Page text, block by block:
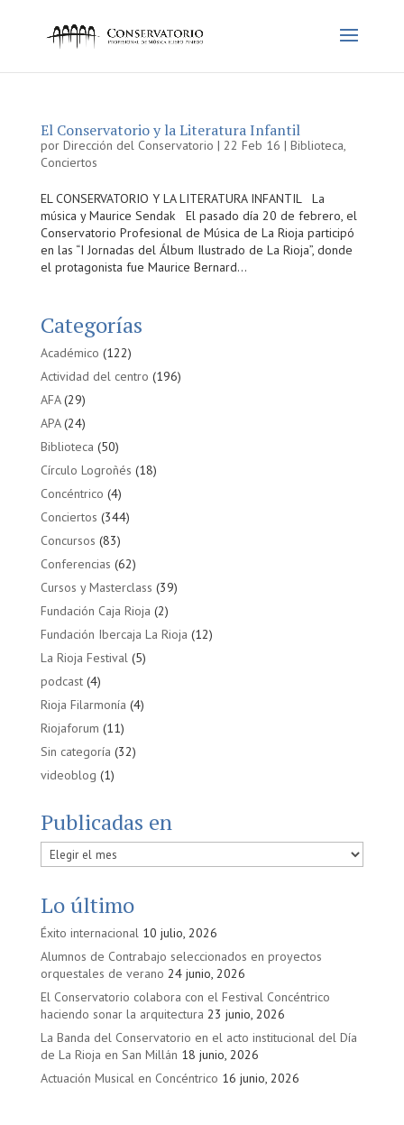
El Conservatorio y la Literatura Infantil
por Dirección del Conservatorio | 22 Feb 16 | Biblioteca,
Conciertos
EL CONSERVATORIO Y LA LITERATURA INFANTIL La
música y Maurice Sendak El pasado día 20 de febrero, el
Conservatorio Profesional de Música de La Rioja participó
en las “I Jornadas del Álbum Ilustrado de La Rioja”, donde
el protagonista fue Maurice Bernard...
Categorías
Académico (122)
Actividad del centro (196)
AFA(29)
APA(24)
Biblioteca (50)
Círculo Logroñés (18)
Concéntrico (4)
Conciertos (344)
Concursos (83)
Conferencias (62)
Cursos y Masterclass (39)
Fundación Caja Rioja (2)
Fundación Ibercaja La Rioja (12)
La Rioja Festival(5)
podcast(4)
Rioja Filarmonía (4)
Riojaforum (11)
Sin categoría (32)
videoblog (1)
Publicadas en
Publicadas
en
Lo último
Éxito internacional 10 julio, 2026
Alumnos de Contrabajo seleccionados en proyectos
orquestales de verano 24 junio, 2026
El Conservatorio colabora con el Festival Concéntrico
haciendo sonar la arquitectura 23 junio, 2026
La Banda del Conservatorio en el acto institucional del Día
de La Rioja en San Millán 18 junio, 2026
Actuación Musical en Concéntrico 16 junio, 2026